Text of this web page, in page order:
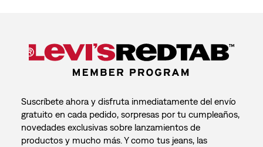
Suscríbete ahora y disfruta inmediatamente del envío
gratuito en cada pedido, sorpresas por tu cumpleaños,
novedades exclusivas sobre lanzamientos de
productos y mucho más. Y como tus jeans, las